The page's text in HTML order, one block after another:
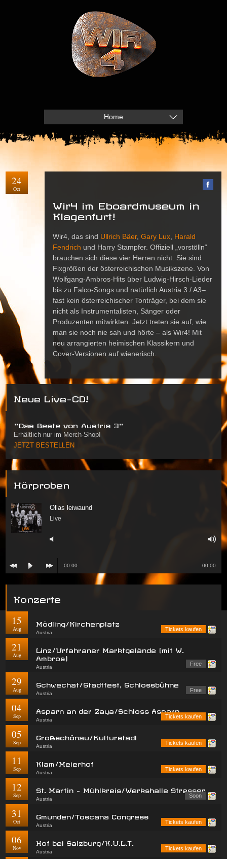
Home
24
Oct
Wir4 im Eboardmuseum in
Klagenfurt!
Wir4, das sind Ullrich Bäer, Gary Lux Harald
Fendrich und Harry Stampfer. Offiziell „vorstölln“
brauchen sich diese vier Herren nicht. Sie sind
Fixgrößen der österreichischen Musikszene. Von
Wolfgang-Ambros-Hits über Ludwig-Hirsch-Lieder
bis zu Falco-Songs und natürlich Austria 3 / A3–
fast kein österreichischer Tonträger, bei dem sie
nicht als Instrumentalisten, Sänger oder
Produzenten mitwirkten. Jetzt treten sie auf, wie
man sie noch nie sah und hörte – als Wir4! Mit
neu arrangierten heimischen Klassikern und
Cover-Versionen auf wienerisch.
Neue Live-CD!
"Das Beste von Austria 3"
Erhältlich nur im Merch-Shop!
JETZT BESTELLEN
Hörproben
Ollas leiwaund
Live
00:00 00:00
Konzerte
15
Aug
Mödling/Kirchenplatz
Austria
Tickets kaufen
21
Aug
Linz/Urfahraner Marktgelände (mit W.
Ambros)
Austria
Free
29
Aug
Schwechat/Stadtfest, Schlossbühne
Austria
Free
04
Sep
Asparn an der Zaya/Schloss Asparn
Austria
Tickets kaufen
05
Sep
Großschönau/Kulturstadl
Austria
Tickets kaufen
11
Sep
Klam/Meierhof
Austria
Tickets kaufen
12
Sep
St. Martin - Mühlkreis/Werkshalle Strasser
Austria
Soon
31
Oct
Gmunden/Toscana Congress
Austria
Tickets kaufen
06
Nov
Hof bei Salzburg/K.U.L.T.
Austria
Tickets kaufen